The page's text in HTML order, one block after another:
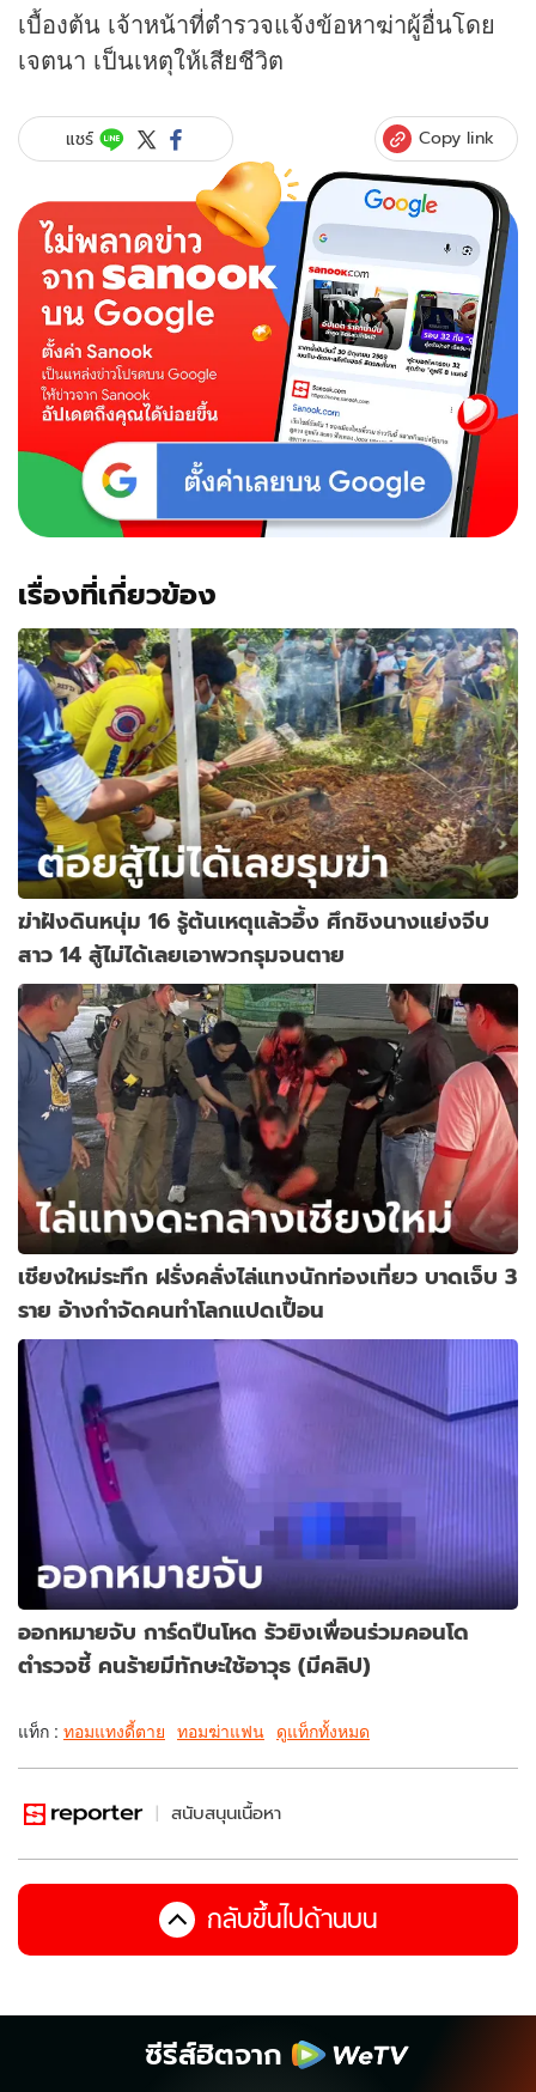
เบื้องต้น เจ้าหน้าที่ตำรวจแจ้งข้อหาฆ่าผู้อื่นโดย
เจตนา เป็นเหตุให้เสียชีวิต
แชร์ Copy link
เรื่องที่เกี่ยวข้อง
ฆ่าฝังดินหนุ่ม 16 รู้ต้นเหตุแล้วอึ้ง ศึกชิงนางแย่งจีบ
สาว 14 สู้ไม่ได้เลยเอาพวกรุมจนตาย
เชียงใหม่ระทึก ฝรั่งคลั่งไล่แทงนักท่องเที่ยว บาดเจ็บ 3
ราย อ้างกำจัดคนทำโลกแปดเปื้อน
ออกหมายจับ การ์ดปืนโหด รัวยิงเพื่อนร่วมคอนโด
ตำรวจชี้ คนร้ายมีทักษะใช้อาวุธ (มีคลิป)
แท็ก : ทอมแทงดี้ตาย ทอมฆ่าแฟน ดูแท็กทั้งหมด
สนับสนุนเนื้อหา
กลับขึ้นไปด้านบน
ซีรีส์ฮิตจาก